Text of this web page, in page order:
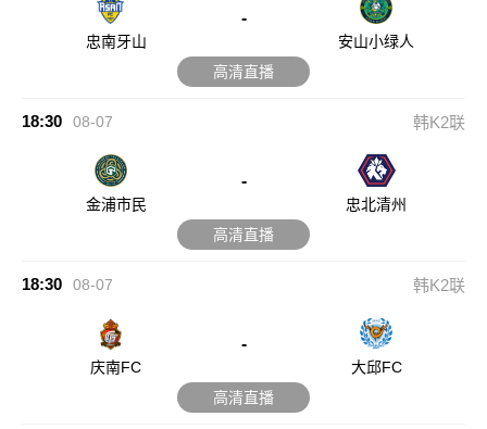
忠南牙山
-
安山小绿人
高清直播
18:30 08-07 韩K2联
金浦市民
-
忠北清州
高清直播
18:30 08-07 韩K2联
庆南FC
-
大邱FC
高清直播